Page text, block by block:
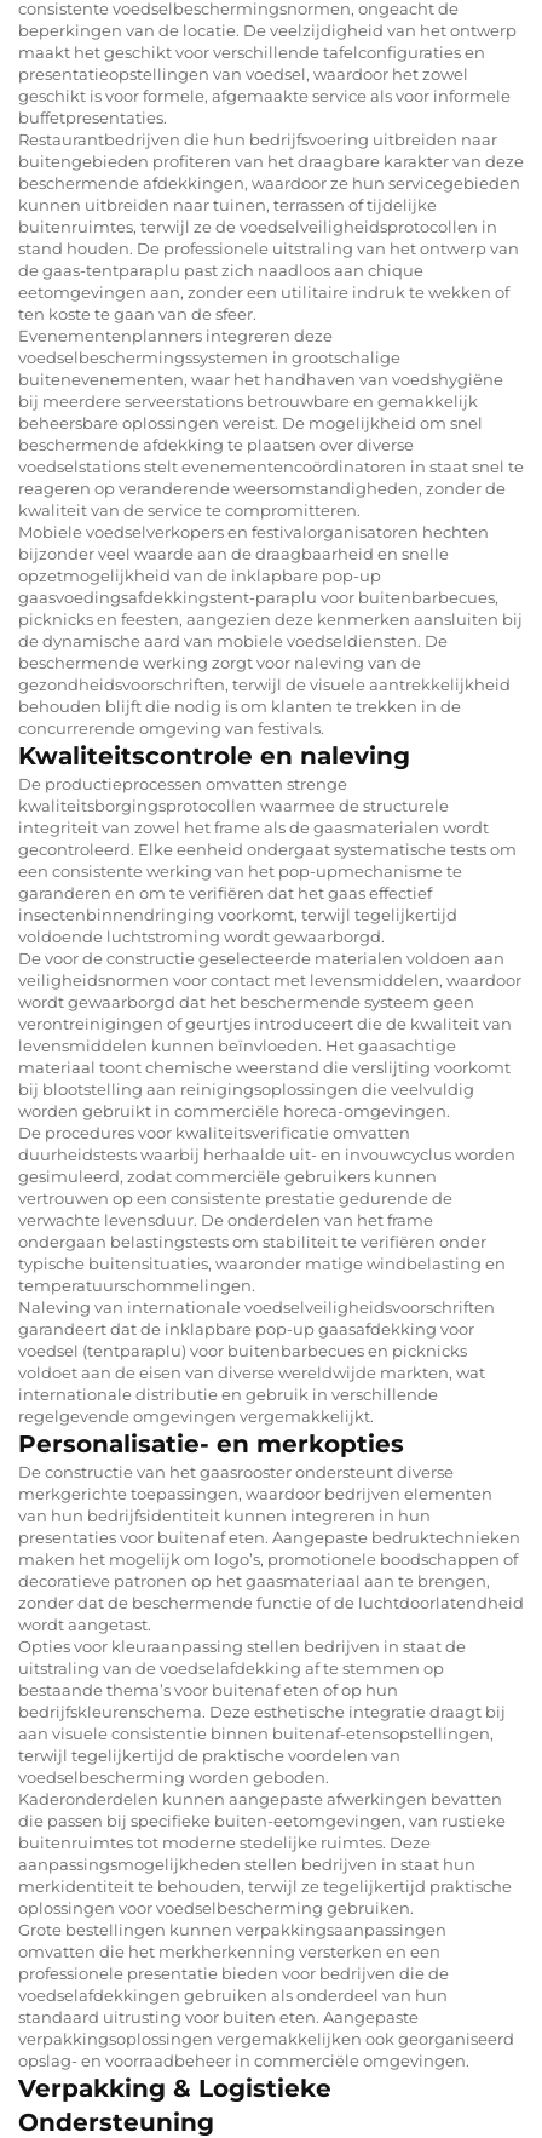
consistente voedselbeschermingsnormen, ongeacht de
beperkingen van de locatie. De veelzijdigheid van het ontwerp
maakt het geschikt voor verschillende tafelconfiguraties en
presentatieopstellingen van voedsel, waardoor het zowel
geschikt is voor formele, afgemaakte service als voor informele
buffetpresentaties.
Restaurantbedrijven die hun bedrijfsvoering uitbreiden naar
buitengebieden profiteren van het draagbare karakter van deze
beschermende afdekkingen, waardoor ze hun servicegebieden
kunnen uitbreiden naar tuinen, terrassen of tijdelijke
buitenruimtes, terwijl ze de voedselveiligheidsprotocollen in
stand houden. De professionele uitstraling van het ontwerp van
de gaas-tentparaplu past zich naadloos aan chique
eetomgevingen aan, zonder een utilitaire indruk te wekken of
ten koste te gaan van de sfeer.
Evenementenplanners integreren deze
voedselbeschermingssystemen in grootschalige
buitenevenementen, waar het handhaven van voedshygiëne
bij meerdere serveerstations betrouwbare en gemakkelijk
beheersbare oplossingen vereist. De mogelijkheid om snel
beschermende afdekking te plaatsen over diverse
voedselstations stelt evenementencoördinatoren in staat snel te
reageren op veranderende weersomstandigheden, zonder de
kwaliteit van de service te compromitteren.
Mobiele voedselverkopers en festivalorganisatoren hechten
bijzonder veel waarde aan de draagbaarheid en snelle
opzetmogelijkheid van de inklapbare pop-up
gaasvoedingsafdekkingstent-paraplu voor buitenbarbecues,
picknicks en feesten, aangezien deze kenmerken aansluiten bij
de dynamische aard van mobiele voedseldiensten. De
beschermende werking zorgt voor naleving van de
gezondheidsvoorschriften, terwijl de visuele aantrekkelijkheid
behouden blijft die nodig is om klanten te trekken in de
concurrerende omgeving van festivals.
Kwaliteitscontrole en naleving
De productieprocessen omvatten strenge
kwaliteitsborgingsprotocollen waarmee de structurele
integriteit van zowel het frame als de gaasmaterialen wordt
gecontroleerd. Elke eenheid ondergaat systematische tests om
een consistente werking van het pop-upmechanisme te
garanderen en om te verifiëren dat het gaas effectief
insectenbinnendringing voorkomt, terwijl tegelijkertijd
voldoende luchtstroming wordt gewaarborgd.
De voor de constructie geselecteerde materialen voldoen aan
veiligheidsnormen voor contact met levensmiddelen, waardoor
wordt gewaarborgd dat het beschermende systeem geen
verontreinigingen of geurtjes introduceert die de kwaliteit van
levensmiddelen kunnen beïnvloeden. Het gaasachtige
materiaal toont chemische weerstand die verslijting voorkomt
bij blootstelling aan reinigingsoplossingen die veelvuldig
worden gebruikt in commerciële horeca-omgevingen.
De procedures voor kwaliteitsverificatie omvatten
duurheidstests waarbij herhaalde uit- en invouwcyclus worden
gesimuleerd, zodat commerciële gebruikers kunnen
vertrouwen op een consistente prestatie gedurende de
verwachte levensduur. De onderdelen van het frame
ondergaan belastingstests om stabiliteit te verifiëren onder
typische buitensituaties, waaronder matige windbelasting en
temperatuurschommelingen.
Naleving van internationale voedselveiligheidsvoorschriften
garandeert dat de inklapbare pop-up gaasafdekking voor
voedsel (tentparaplu) voor buitenbarbecues en picknicks
voldoet aan de eisen van diverse wereldwijde markten, wat
internationale distributie en gebruik in verschillende
regelgevende omgevingen vergemakkelijkt.
Personalisatie- en merkopties
De constructie van het gaasrooster ondersteunt diverse
merkgerichte toepassingen, waardoor bedrijven elementen
van hun bedrijfsidentiteit kunnen integreren in hun
presentaties voor buitenaf eten. Aangepaste bedruktechnieken
maken het mogelijk om logo’s, promotionele boodschappen of
decoratieve patronen op het gaasmateriaal aan te brengen,
zonder dat de beschermende functie of de luchtdoorlatendheid
wordt aangetast.
Opties voor kleuraanpassing stellen bedrijven in staat de
uitstraling van de voedselafdekking af te stemmen op
bestaande thema’s voor buitenaf eten of op hun
bedrijfskleurenschema. Deze esthetische integratie draagt bij
aan visuele consistentie binnen buitenaf-etensopstellingen,
terwijl tegelijkertijd de praktische voordelen van
voedselbescherming worden geboden.
Kaderonderdelen kunnen aangepaste afwerkingen bevatten
die passen bij specifieke buiten-eetomgevingen, van rustieke
buitenruimtes tot moderne stedelijke ruimtes. Deze
aanpassingsmogelijkheden stellen bedrijven in staat hun
merkidentiteit te behouden, terwijl ze tegelijkertijd praktische
oplossingen voor voedselbescherming gebruiken.
Grote bestellingen kunnen verpakkingsaanpassingen
omvatten die het merkherkenning versterken en een
professionele presentatie bieden voor bedrijven die de
voedselafdekkingen gebruiken als onderdeel van hun
standaard uitrusting voor buiten eten. Aangepaste
verpakkingsoplossingen vergemakkelijken ook georganiseerd
opslag- en voorraadbeheer in commerciële omgevingen.
Verpakking & Logistieke
Ondersteuning